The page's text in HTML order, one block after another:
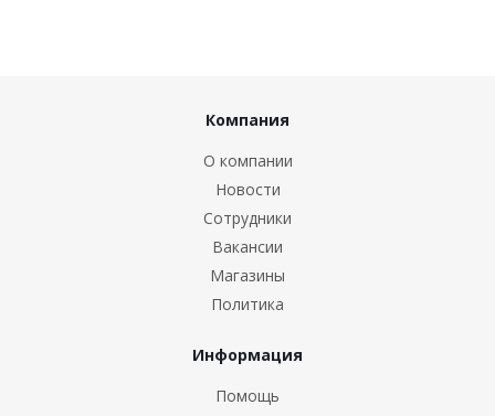
Компания
О компании
Новости
Сотрудники
Вакансии
Магазины
Политика
Информация
Помощь